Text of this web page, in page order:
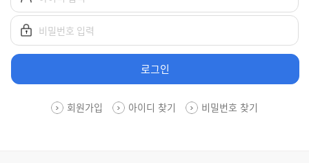
로그인
회원가입 아이디 찾기 비밀번호 찾기